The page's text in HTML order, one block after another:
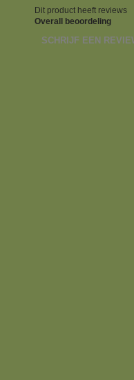
Dit product heeft reviews
Overall beoordeling
SCHRIJF EEN